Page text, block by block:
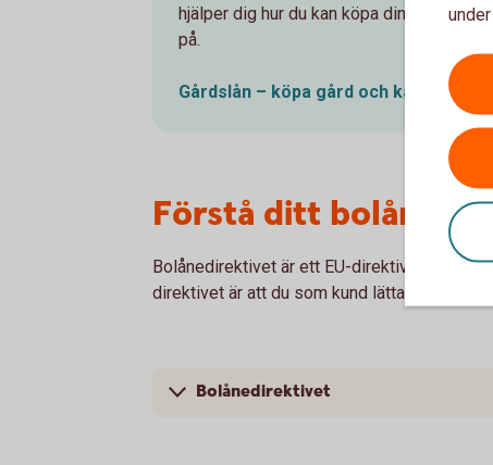
hjälper dig hur du kan köpa din gård och
på.
Gårdslån – köpa gård och kanske bli
Förstå ditt
Bolånedirektivet är ett EU-direktiv som
direktivet är att du som kund lättare ska
Bolånedirektivet